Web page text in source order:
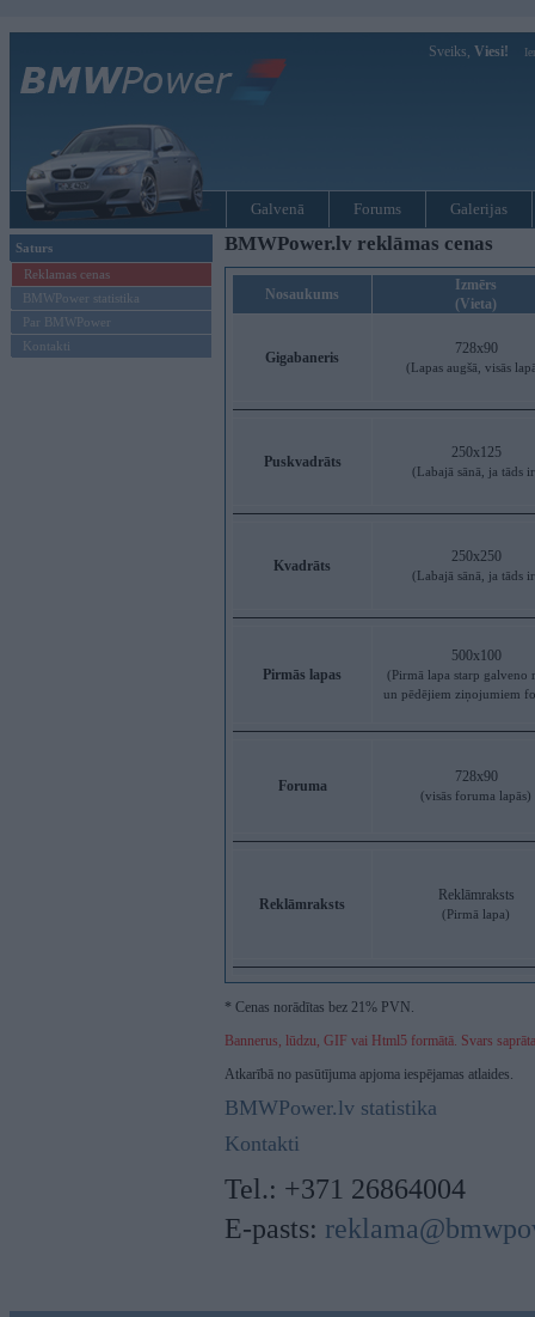
Sveiks, Viesi!
Galvenā Forums Galerijas
Saturs
Reklamas cenas
BMWPower statistika
Par BMWPower
Kontakti
BMWPower.lv reklāmas cenas
Nosaukums
Izmērs
(Vieta)
Gigabaneris
728x90
(Lapas augšā, visās
Puskvadrāts
250x125
(Labajā sānā, ja tāds
Kvadrāts
250x250
(Labajā sānā, ja tāds
Pirmās lapas
500x100
(Pirmā lapa starp galveno
un pēdējiem ziņojumiem
Foruma
728x90
(visās foruma lapās)
Reklāmraksts
Reklāmraksts
(Pirmā lapa)
* Cenas norādītas bez 21% PVN.
Bannerus, lūdzu, GIF vai Html5 formātā. Svars
Atkarībā no pasūtījuma apjoma iespējamas atlaides.
BMWPower.lv statistika
Kontakti
Tel.: +371 26864004
E-pasts: